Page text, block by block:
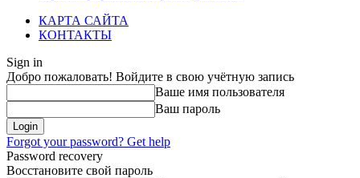
КАРТА САЙТА
КОНТАКТЫ
Sign in
Добро пожаловать! Войдите в свою учётную запись
Ваше имя пользователя
Ваш пароль
Forgot your password? Get help
Password recovery
Восстановите свой пароль